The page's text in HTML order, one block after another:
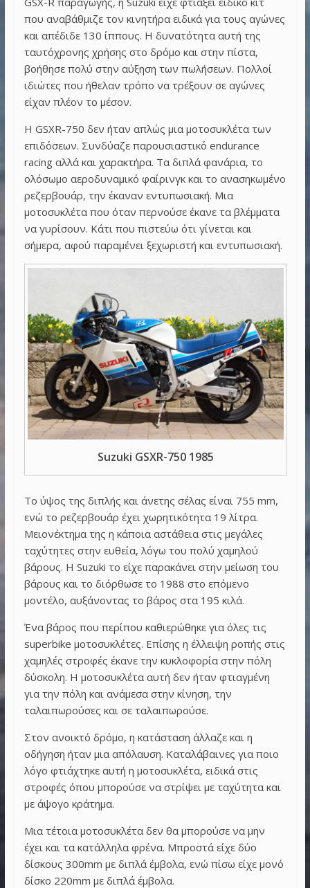
που αναβάθμιζε τον κινητήρα ειδικά για τους αγώνες
και απέδιδε 130 ίππους. Η δυνατότητα αυτή της
ταυτόχρονης χρήσης στο δρόμο και στην πίστα,
βοήθησε πολύ στην αύξηση των πωλήσεων. Πολλοί
ιδιώτες που ήθελαν τρόπο να τρέξουν σε αγώνες
είχαν πλέον το μέσον.
Η GSXR-750 δεν ήταν απλώς μια μοτοσυκλέτα των
επιδόσεων. Συνδύαζε παρουσιαστικό endurance
racing αλλά και χαρακτήρα. Τα διπλά φανάρια, το
ολόσωμο αεροδυναμικό φαίρινγκ και το ανασηκωμένο
ρεζερβουάρ, την έκαναν εντυπωσιακή. Μια
μοτοσυκλέτα που όταν περνούσε έκανε τα βλέμματα
να γυρίσουν. Κάτι που πιστεύω ότι γίνεται και
σήμερα, αφού παραμένει ξεχωριστή και εντυπωσιακή.
Suzuki GSXR-750 1985
Το ύψος της διπλής και άνετης σέλας είναι 755 mm,
ενώ το ρεζερβουάρ έχει χωρητικότητα 19 λίτρα.
Μειονέκτημα της η κάποια αστάθεια στις μεγάλες
ταχύτητες στην ευθεία, λόγω του πολύ χαμηλού
βάρους. Η Suzuki το είχε παρακάνει στην μείωση του
βάρους και το διόρθωσε το 1988 στο επόμενο
μοντέλο, αυξάνοντας το βάρος στα 195 κιλά.
Ένα βάρος που περίπου καθιερώθηκε για όλες τις
superbike μοτοσυκλέτες. Επίσης η έλλειψη ροπής στις
χαμηλές στροφές έκανε την κυκλοφορία στην πόλη
δύσκολη. Η μοτοσυκλέτα αυτή δεν ήταν φτιαγμένη
για την πόλη και ανάμεσα στην κίνηση, την
ταλαιπωρούσες και σε ταλαιπωρούσε.
Στον ανοικτό δρόμο, η κατάσταση άλλαζε και η
οδήγηση ήταν μια απόλαυση. Καταλάβαινες για ποιο
λόγο φτιάχτηκε αυτή η μοτοσυκλέτα, ειδικά στις
στροφές όπου μπορούσε να στρίψει με ταχύτητα και
με άψογο κράτημα.
Μια τέτοια μοτοσυκλέτα δεν θα μπορούσε να μην
έχει και τα κατάλληλα φρένα. Μπροστά είχε δύο
δίσκους 300mm με διπλά έμβολα, ενώ πίσω είχε μονό
δίσκο 220mm με διπλά έμβολα.